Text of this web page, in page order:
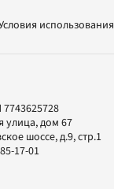
использования
улица, дом 67
шоссе, д.9, стр.1
17-01